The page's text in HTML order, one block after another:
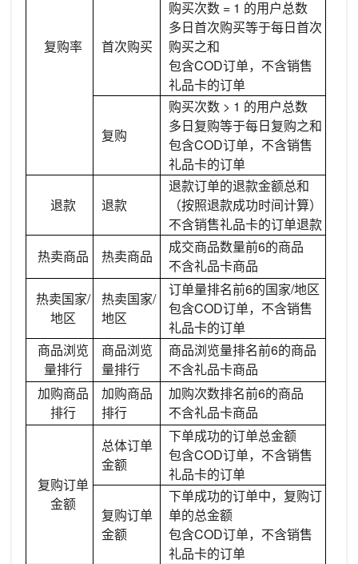
复购率 首次购买
购买次数 = 1 的用户总数
多日首次购买等于每日首次
购买之和
包含COD订单，不含销售
礼品卡的订单
复购
购买次数 > 1 的用户总数
多日复购等于每日复购之和
包含COD订单，不含销售
礼品卡的订单
退款 退款
退款订单的退款金额总和
（按照退款成功时间计算）
不含销售礼品卡的订单退款
热卖商品
热卖商品
成交商品数量前6的商品
不含礼品卡商品
热卖国家/
地区
热卖国家/
地区
订单量排名前6的国家/地区
包含COD订单，不含销售
礼品卡的订单
商品浏览
量排行
商品浏览
量排行
商品浏览量排名前6的商品
不含礼品卡商品
加购商品
排行
加购商品
排行
加购次数排名前6的商品
不含礼品卡商品
复购订单
金额
总体订单
金额
下单成功的订单总金额
包含COD订单，不含销售
礼品卡的订单
复购订单
金额
下单成功的订单中，复购订
单的总金额
包含COD订单，不含销售
礼品卡的订单